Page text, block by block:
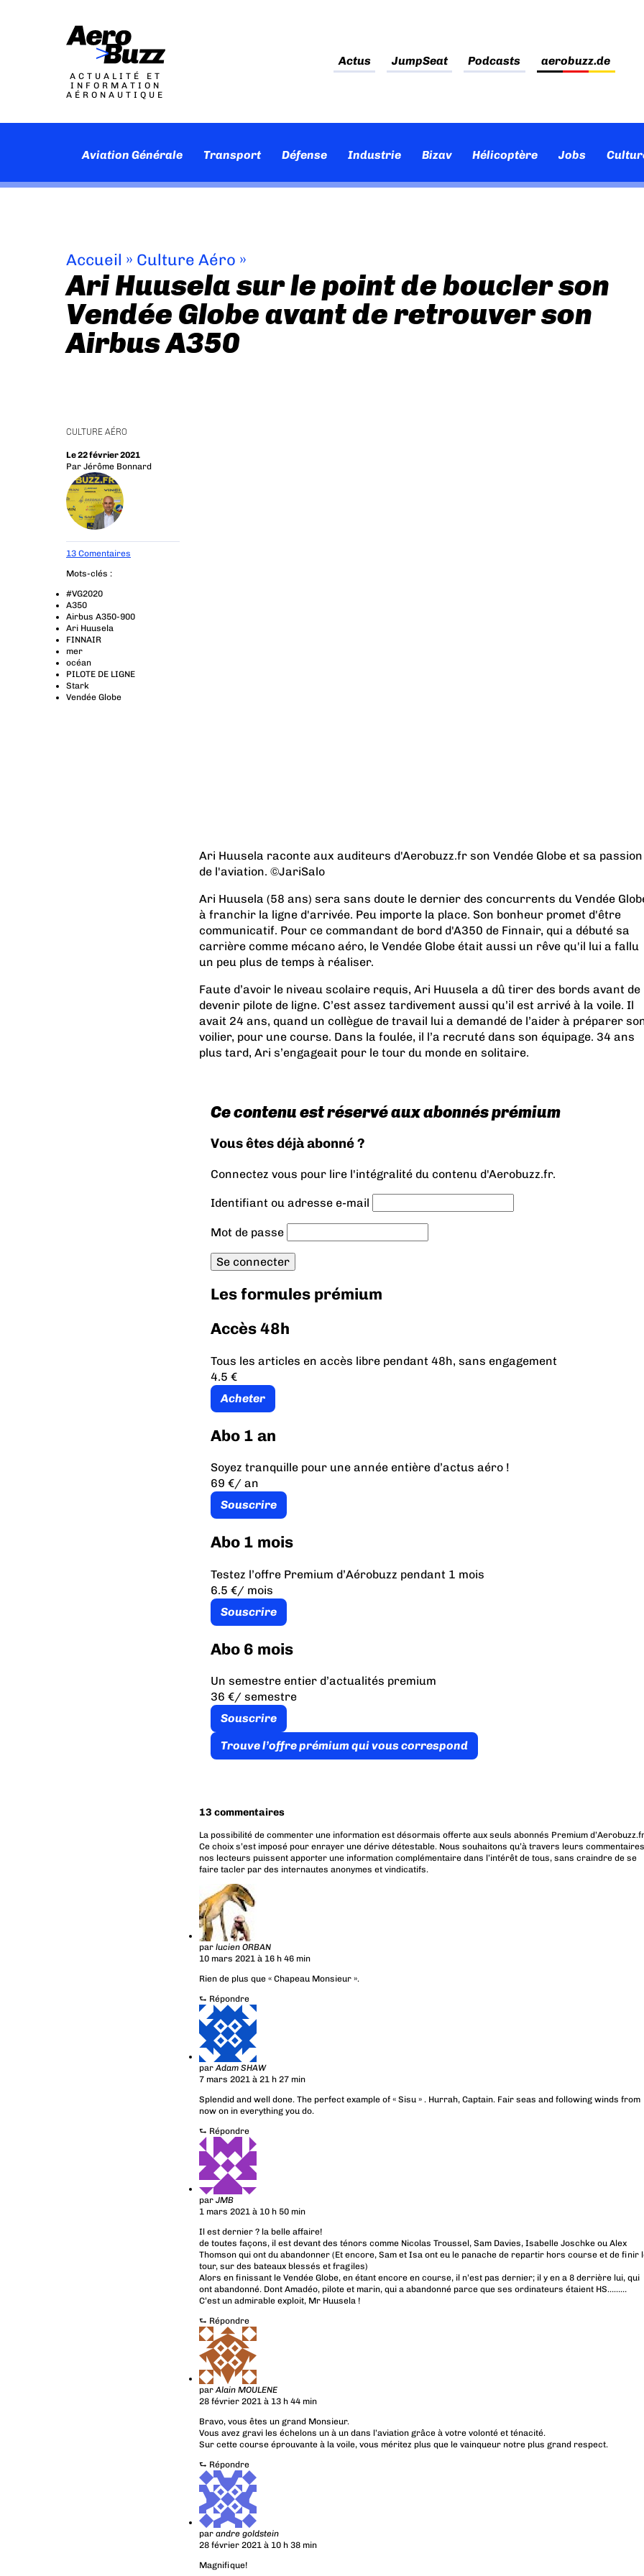
ACTUALITÉ ET
INFORMATION
AÉRONAUTIQUE
Actus JumpSeat Podcasts aerobuzz.de
Aviation Générale Transport Défense Industrie Bizav Hélicoptère Jobs
Accueil » Culture Aéro »
Ari Huusela sur le point de boucler son
Vendée Globe avant de retrouver son
Airbus A350
CULTURE AÉRO
Le 22 février 2021
Par Jérôme Bonnard
13 Comentaires
Mots-clés :
#VG2020
A350
Airbus A350-900
Ari Huusela
FINNAIR
mer
océan
PILOTE DE LIGNE
Stark
Vendée Globe
Ari Huusela raconte aux auditeurs d'Aerobuzz.fr son Vendée Globe et sa passion
de l'aviation. ©JariSalo
Ari Huusela (58 ans) sera sans doute le dernier des concurrents du Vendée
à franchir la ligne d'arrivée. Peu importe la place. Son bonheur promet d'être
communicatif. Pour ce commandant de bord d'A350 de Finnair, qui a débuté sa
carrière comme mécano aéro, le Vendée Globe était aussi un rêve qu'il lui a fallu
un peu plus de temps à réaliser.
Faute d’avoir le niveau scolaire requis, Ari Huusela a dû tirer des bords avant de
devenir pilote de ligne. C’est assez tardivement aussi qu’il est arrivé à la voile. Il
avait 24 ans, quand un collègue de travail lui a demandé de l’aider à préparer
voilier, pour une course. Dans la foulée, il l’a recruté dans son équipage. 34 ans
plus tard, Ari s’engageait pour le tour du monde en solitaire.
Ce contenu est réservé aux abonnés prémium
Vous êtes déjà abonné ?
Connectez vous pour lire l'intégralité du contenu d'Aerobuzz.fr.
Identifiant ou adresse e-mail
Mot de passe
Les formules prémium
Accès 48h
Tous les articles en accès libre pendant 48h, sans engagement
4.5 €
Acheter
Abo 1 an
Soyez tranquille pour une année entière d’actus aéro !
69 €/ an
Souscrire
Abo 1 mois
Testez l’offre Premium d’Aérobuzz pendant 1 mois
6.5 €/ mois
Souscrire
Abo 6 mois
Un semestre entier d’actualités premium
36 €/ semestre
Souscrire
Trouve l’offre prémium qui vous correspond
13 commentaires
La possibilité de commenter une information est désormais offerte aux seuls abonnés Premium
Ce choix s’est imposé pour enrayer une dérive détestable. Nous souhaitons qu’à travers leurs
nos lecteurs puissent apporter une information complémentaire dans l’intérêt de tous, sans craindre de se
faire tacler par des internautes anonymes et vindicatifs.
par lucien ORBAN
10 mars 2021 à 16 h 46 min
Rien de plus que « Chapeau Monsieur ».
⮑ Répondre
parAdam SHAW
7 mars 2021 à 21 h 27 min
Splendid and well done. The perfect example of « Sisu » . Hurrah, Captain. Fair seas and following winds from
now on in everything you do.
⮑ Répondre
par JMB
1 mars 2021 à 10 h 50 min
Il est dernier ? la belle affaire!
de toutes façons, il est devant des ténors comme Nicolas Troussel, Sam Davies, Isabelle Joschke ou Alex
Thomson qui ont du abandonner (Et encore, Sam et Isa ont eu le panache de repartir hors course et de finir
tour, sur des bateaux blessés et fragiles)
Alors en finissant le Vendée Globe, en étant encore en course, il n’est pas dernier; il y en a 8 derrière lui, qui
ont abandonné. Dont Amadéo, pilote et marin, qui a abandonné parce que ses ordinateurs étaient HS………
C’est un admirable exploit, Mr Huusela !
⮑ Répondre
parAlain MOULENE
28 février 2021 à 13 h 44 min
Bravo, vous êtes un grand Monsieur.
Vous avez gravi les échelons un à un dans l’aviation grâce à votre volonté et ténacité.
Sur cette course éprouvante à la voile, vous méritez plus que le vainqueur notre plus grand respect.
⮑ Répondre
par andre goldstein
28 février 2021 à 10 h 38 min
Magnifique!